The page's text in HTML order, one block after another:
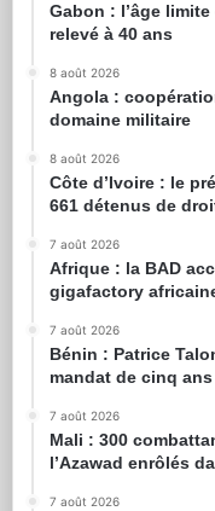
Gabon : l’âge
relevé à 40 ans
8 août 2026
Angola :
domaine militaire
8 août 2026
Côte d’Ivoire : le
661 détenus de
7 août 2026
Afrique : la BAD
gigafactory
7 août 2026
Bénin : Patrice
mandat de cinq ans
7 août 2026
Mali : 300
l’Azawad enrôlés
7 août 2026